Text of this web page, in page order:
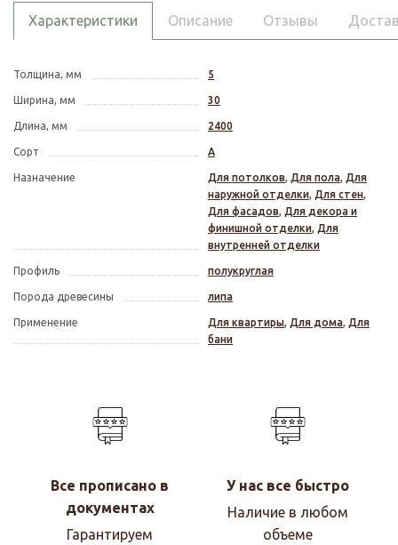
Характеристики Описание Отзывы
Толщина, мм 5
Ширина, мм 30
Длина, мм 2400
Сорт А
Назначение Для потолков, Для пола, Для
наружной отделки, Для стен,
Для фасадов, Для декора и
финишной отделки, Для
внутренней отделки
Профиль полукруглая
Порода древесины липа
Применение Для квартиры, Для дома, Для
бани
Все прописано в
документах
Гарантируем
У нас все быстро
Наличие в любом
объеме